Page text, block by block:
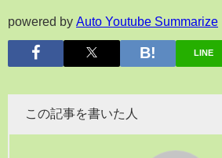
powered by Auto Youtube Summarize
LINE
この記事を書いた人